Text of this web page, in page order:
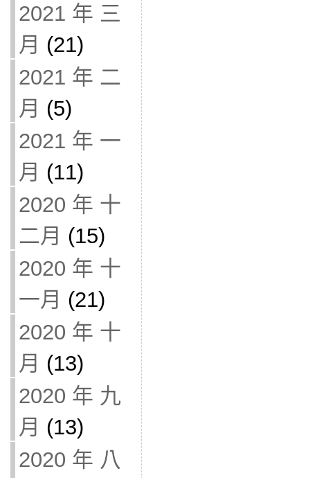
2021 年 三
月 (21)
2021 年 二
月 (5)
2021 年 一
月 (11)
2020 年 十
二月 (15)
2020 年 十
一月 (21)
2020 年 十
月 (13)
2020 年 九
月 (13)
2020 年 八